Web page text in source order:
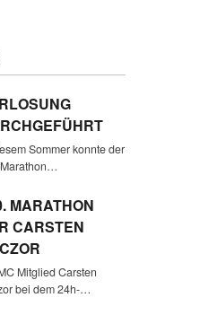
Sommer konnte der
MARATHON
CARSTEN
Mitglied Carsten
bei dem 24h-…